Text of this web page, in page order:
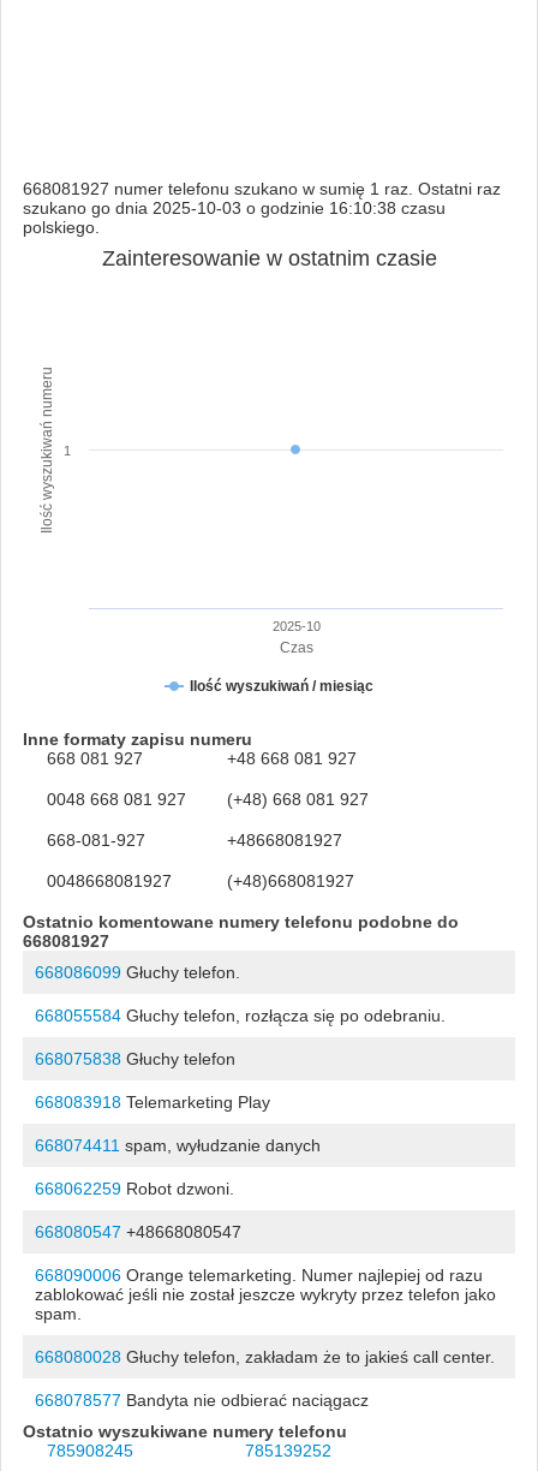
668081927 numer telefonu szukano w sumię 1 raz. Ostatni raz
szukano go dnia 2025-10-03 o godzinie 16:10:38 czasu
polskiego.
Czas
Ilość wyszukiwań numeru
Zainteresowanie w ostatnim czasie
Ilość wyszukiwań / miesiąc
2025-10
1
Inne formaty zapisu numeru
668 081 927
+48 668 081 927
0048 668 081 927 (+48) 668 081 927
668-081-927 +48668081927
0048668081927 (+48)668081927
Ostatnio komentowane numery telefonu podobne do
668081927
668086099Głuchy telefon.
668055584Głuchy telefon, rozłącza się po odebraniu.
668075838Głuchy telefon
668083918Telemarketing Play
668074411 spam, wyłudzanie danych
668062259Robot dzwoni.
668080547 +48668080547
668090006Orange telemarketing. Numer najlepiej od razu
zablokować jeśli nie został jeszcze wykryty przez telefon jako
spam.
668080028Głuchy telefon, zakładam że to jakieś call center.
668078577 Bandyta nie odbierać naciągacz
Ostatnio wyszukiwane numery telefonu
785908245
785139252